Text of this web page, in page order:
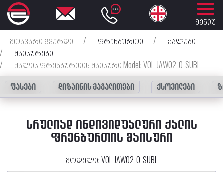
მენიუ
მთავარი გვერდი
/ ფრენბურთი /
ქალები
/
მაისურები
/
ქალის ფრენბურთის მაისური Model: VOL-JAW02-0-SUBL
ფასები
დიზაინის მაგალითები ქსოვილები
ᲡᲠᲣᲚᲘᲐᲓ ᲘᲜᲓᲘᲕᲘᲓᲣᲐᲚᲣᲠᲘ ᲥᲐᲚᲘᲡ
ᲤᲠᲔᲜᲑᲣᲠᲗᲘᲡ ᲛᲐᲘᲡᲣᲠᲘ
მოდელი:VOL-JAW02-0-SUBL